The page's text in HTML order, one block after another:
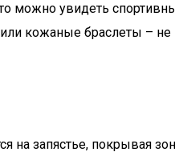
можно увидеть
кожаные браслеты –
на запястье, покрывая